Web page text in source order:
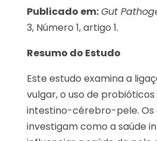
Publicado em:Gut
3, Número 1, artigo 1.
Resumo do Estudo
Este estudo examina a
vulgar, o uso de probióticos
intestino-cérebro-pele. Os
investigam como a saúde